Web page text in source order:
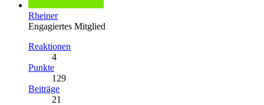
Rheiner
Engagiertes Mitglied
Reaktionen
4
Punkte
129
Beiträge
21